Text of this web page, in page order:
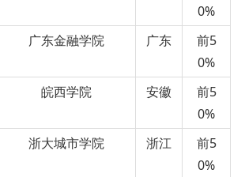
0%
广东金融学院 广东
前5
0%
皖西学院 安徽
前5
0%
浙大城市学院 浙江
前5
0%